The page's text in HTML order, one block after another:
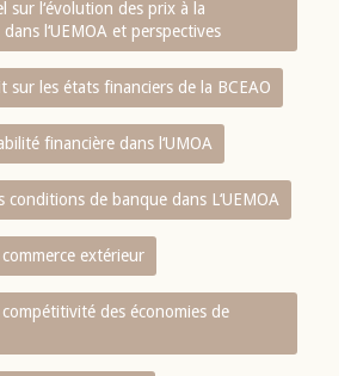
sur l‘évolution des prix à la
l‘UEMOA et perspectives
sur les états financiers de la BCEAO
financière dans l‘UMOA
conditions de banque dans L‘UEMOA
extérieur
des économies de